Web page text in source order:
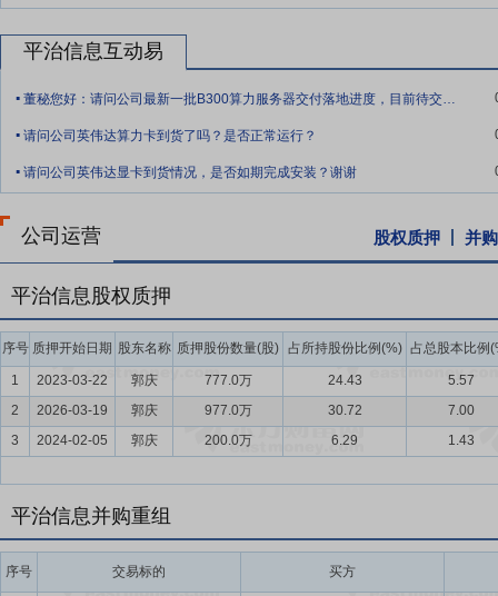
社会治理相结合，抢占人工智能产业应用制高点，全方位赋能千行百
促进新一代智能终端和智能体加快推广，推动重点行业领域人工智能
态繁荣。实施超大规模智算集群、算电协同等新基建工程，加强全国
要点6：与通信运营商的合作优势
公司业务为To B类销售，客户主要
行进网许可制度，根据工信部要求获得无线电发射设备型号核准证和
经营所需的相关资质及认证。
要点8：产品、技术研发优势
公司坚持以市场为导向，以客户为中心
效率高的产品、技术研发体系。在完成原有产品迭代更新的同时，根
势，进行技术储备和产品预研；通过自主开发、与业内其他厂商、高
用研发和商业化应用，赋能智慧工厂场景、探索智慧家庭场景应用，
要点9：营销及售后优势
通信运营商集团公司下属省级及地级分公司
的拓展至关重要。公司通信设备业务和算力服务业务致力于服务通信
前，公司的产品及售后服务已覆盖全国31个省及直辖市。
要点10： 供应链及成本优势
公司具有完善的供应链保障管理体系，
平治信息互动易
. 董秘您好：请问公司最新一批B300算力服务器交付落地进度，目前待交付/已到
. 请问公司英伟达算力卡到货了吗？是否正常运行？
. 请问公司英伟达显卡到货情况，是否如期完成安装？谢谢
公司运营 股权质押 并
平治信息股权质押
序号 质押开始日期 股东名称 质押股份数量(股) 占所持股份比例(%) 占总股本比例
1 2023-03-22 郭庆 777.0万 24.43
5.57
2
2026-03-19 郭庆 977.0万 30.72
7.00
3
2024-02-05 郭庆 200.0万 6.29 1.43
平治信息并购重组
序号 交易标的 买方